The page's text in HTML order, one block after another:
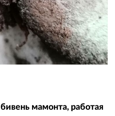
мамонта, работая